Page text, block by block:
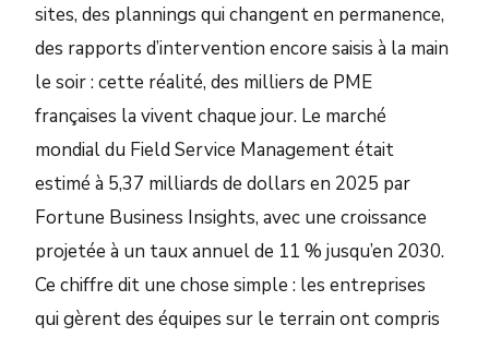
sites, des plannings qui changent en permanence,
des rapports d’intervention encore saisis à la main
le soir : cette réalité, des milliers de PME
françaises la vivent chaque jour. Le marché
mondial du Field Service Management était
estimé à 5,37 milliards de dollars en 2025 par
Fortune Business Insights, avec une croissance
projetée à un taux annuel de 11 % jusqu’en 2030.
Ce chiffre dit une chose simple : les entreprises
qui gèrent des équipes sur le terrain ont compris